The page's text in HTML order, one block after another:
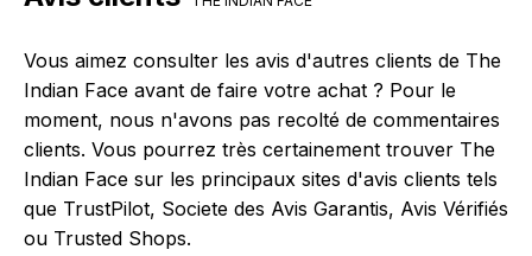
Indian Face.
Vous aimez consulter les avis d'autres clients de The
Indian Face avant de faire votre achat ? Pour le
moment, nous n'avons pas recolté de commentaires
clients. Vous pourrez très certainement trouver The
Indian Face sur les principaux sites d'avis clients tels
que TrustPilot, Societe des Avis Garantis, Avis Vérifiés
ou Trusted Shops.